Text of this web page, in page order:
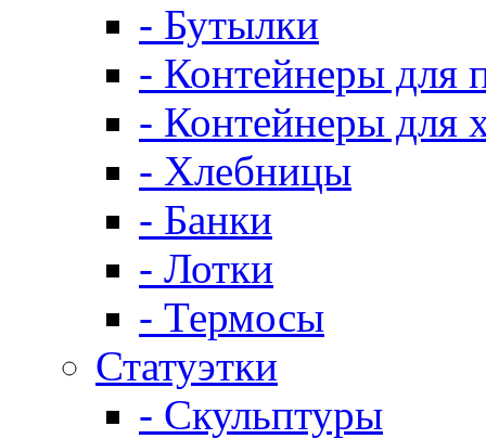
- Бутылки
- Контейнеры для
- Контейнеры для
- Хлебницы
- Банки
- Лотки
- Термосы
Статуэтки
- Скульптуры